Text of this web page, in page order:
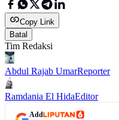
Copy Link
Batal
Tim Redaksi
Abdul Rajab UmarReporter
Ramdania El HidaEditor
Add